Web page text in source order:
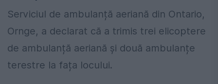
Serviciul de ambulanță aeriană din Ontario,
Ornge, a declarat că a trimis trei elicoptere
de ambulanță aeriană și două ambulanțe
terestre la fața locului.